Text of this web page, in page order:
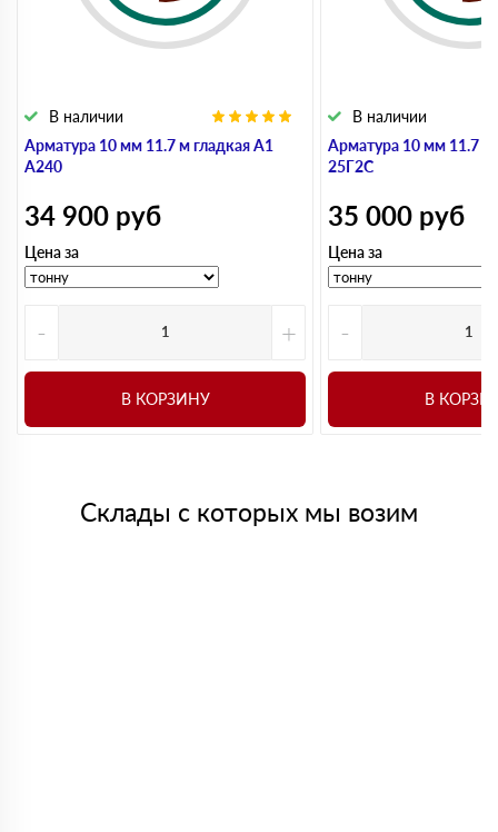
Арматура 10 мм 11.7 м гладкая А1
А240
В наличии
34 900 руб
Цена за
- +
В КОРЗИНУ
Арматура 10 мм 11.7 м
25Г2С
В наличии
35 000 руб
Цена за
-
В
Склады с которых мы возим